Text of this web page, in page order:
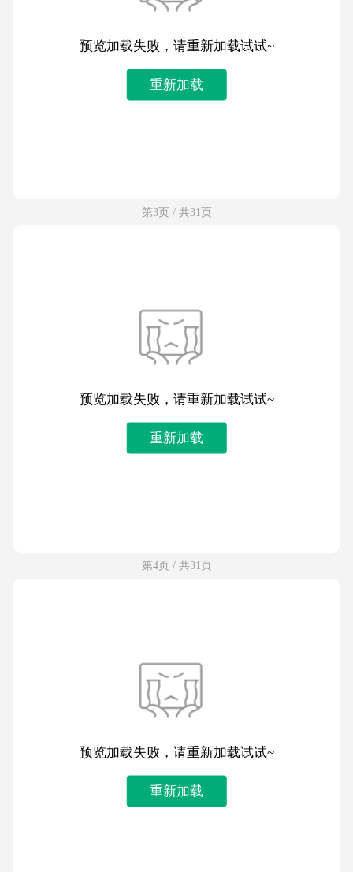
预览加载失败，请重新加载试试~
重新加载
第3页 / 共31页
预览加载失败，请重新加载试试~
重新加载
第4页 / 共31页
预览加载失败，请重新加载试试~
重新加载